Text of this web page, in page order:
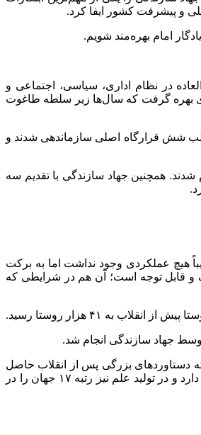
و پیشرفت کشور ایفا کرد.
امام بهره‌مند شویم.
در نظام اداری، سیاسی، اجتماعی و
بهره گرفت که سال‌ها زیر سلطه طاغوت
شش قرارگاه اصلی سازماندهی شدند و
روستاها، به جبهه‌ها اعزام شدند. همچنین جهاد سازندگی با تقدیم سه
هیچ عملکردی وجود نداشت اما به برکت
بزرگ و قابل توجه است؛ آن هم در شرایطی که
دستاوردهای بزرگی پس از انقلاب حاصل
شده که پیش از آن سابقه‌ای نداشت. امروز ایران در حوزه فناوری هسته‌ای جزو ۱۸ کشور برتر جهان است، در حوزه نظامی و موشکی در میان ۱۴ کشور برتر قرار دارد و در تولید علم نیز رتبه ۱۷ جهان را در